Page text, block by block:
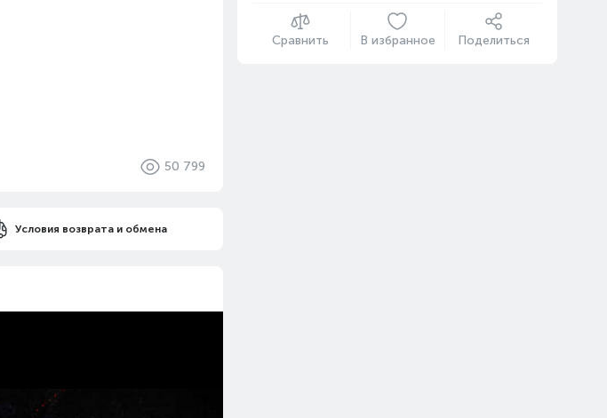
50 799
Сравнить В избранное Поделиться
Условия возврата и обмена